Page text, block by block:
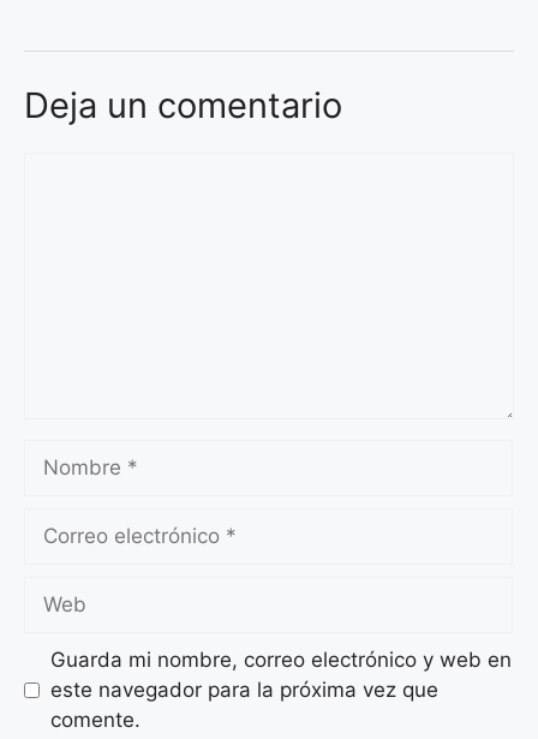
Deja un comentario
Nombre
Correo
Web
Guarda mi nombre, correo electrónico y web en
este navegador para la próxima vez que
comente.